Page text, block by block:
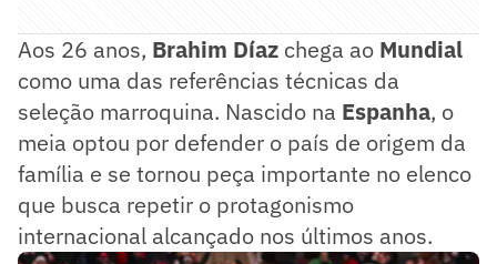
Aos 26 anos, Brahim Díaz chega ao Mundial
como uma das referências técnicas da
seleção marroquina. Nascido na Espanha, o
meia optou por defender o país de origem da
família e se tornou peça importante no elenco
que busca repetir o protagonismo
internacional alcançado nos últimos anos.